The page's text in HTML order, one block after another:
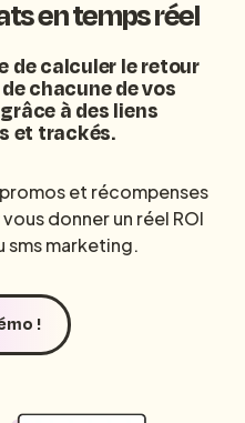
en temps réel
de calculer le retour
chacune de vos
à des liens
et trackés.
et récompenses
donner un réel ROI
sms marketing.
!